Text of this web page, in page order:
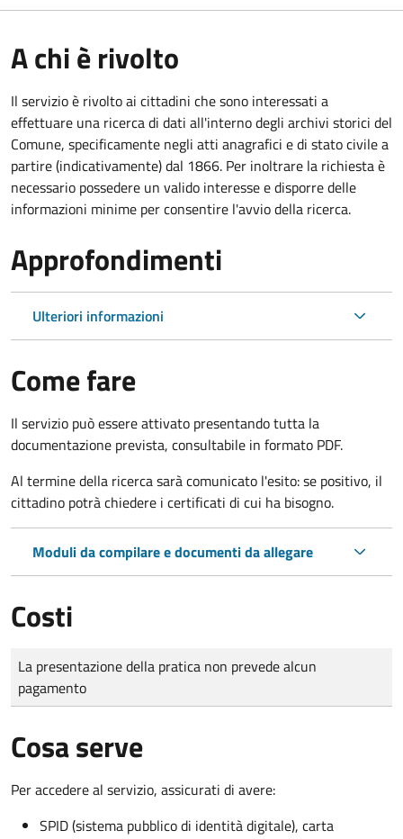
A chi è rivolto
Il servizio è rivolto ai cittadini che sono interessati a
effettuare una ricerca di dati all'interno degli archivi storici del
Comune, specificamente negli atti anagrafici e di stato civile a
partire (indicativamente) dal 1866. Per inoltrare la richiesta è
necessario possedere un valido interesse e disporre delle
informazioni minime per consentire l'avvio della ricerca.
Approfondimenti
Ulteriori informazioni
Come fare
Il servizio può essere attivato presentando tutta la
documentazione prevista, consultabile in formato PDF.
Al termine della ricerca sarà comunicato l'esito: se positivo, il
cittadino potrà chiedere i certificati di cui ha bisogno.
Moduli da compilare e documenti da allegare
Costi
Tipo di pagamento
Importo
La presentazione della pratica non prevede alcun
pagamento
Cosa serve
Per accedere al servizio, assicurati di avere:
SPID (sistema pubblico di identità digitale), carta